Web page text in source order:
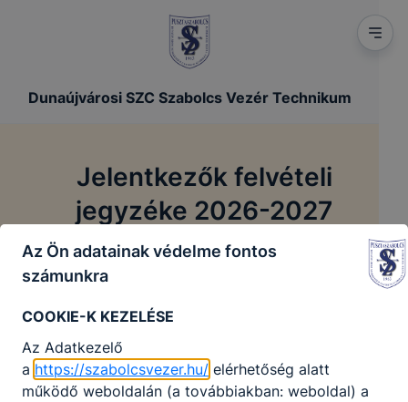
Dunaújvárosi SZC Szabolcs Vezér Technikum
Jelentkezők felvételi
jegyzéke 2026-2027
Főoldal
Jelentkezők felvételi jegyzéke
2026-2027
Az Ön adatainak védelme fontos
számunkra
COOKIE-K KEZELÉSE
Az Adatkezelő
a https://szabolcsvezer.hu/ elérhetőség alatt
működő weboldalán (a továbbiakban: weboldal) a